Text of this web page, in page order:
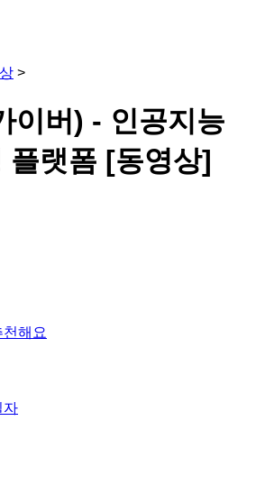
>
이버) - 인공지능
플랫폼 [동영상]
해요
자